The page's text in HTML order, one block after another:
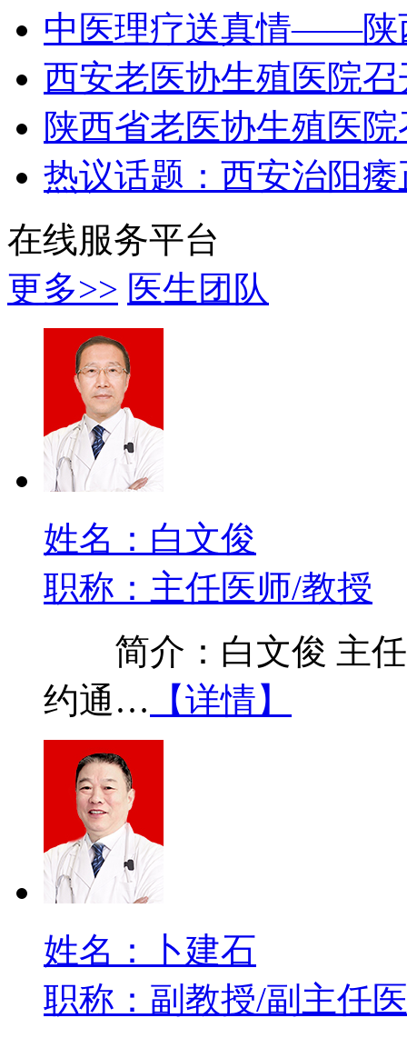
中医理疗送真情——陕
西安老医协生殖医院
陕西省老医协生殖医
热议话题：西安治阳
在线服务平台
更多>> 医生团队
姓名：白文俊
职称：主任医师/教授
简介：白文俊 主任
约通… 【详情】
姓名：卜建石
职称：副教授/副主任